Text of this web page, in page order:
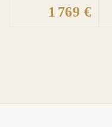
Blanc Frankline
Diamant1 769 €